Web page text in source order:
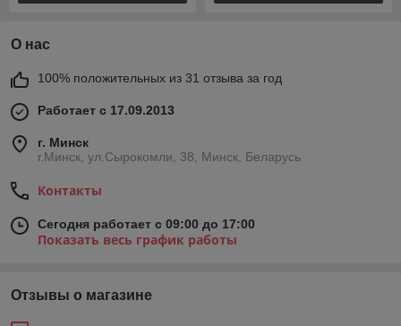
О нас
100% положительных из 31 отзыва за год
Работает с 17.09.2013
г. Минск
г.Минск, ул.Сырокомли, 38, Минск, Беларусь
Контакты
Сегодня работает с 09:00 до 17:00
Показать весь график работы
Отзывы о магазине